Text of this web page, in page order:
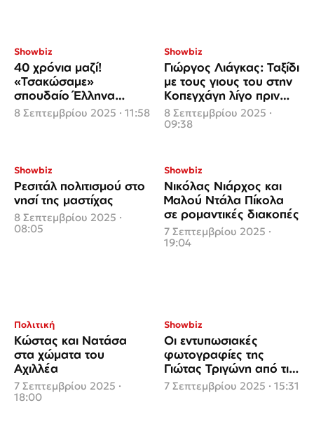
Showbiz
40 χρόνια μαζί!
«Τσακώσαμε»
σπουδαίο Έλληνα
ηθοποιό σε έξοδο με τη
σύζυγό του
8 Σεπτεμβρίου 2025 · 11:58
Showbiz
Γιώργος Λιάγκας: Ταξίδι
με τους γιους του στην
Κοπεγχάγη λίγο πριν
την πρεμιέρα
8 Σεπτεμβρίου 2025 ·
09:38
Showbiz
Ρεσιτάλ πολιτισμού στο
νησί της μαστίχας
8 Σεπτεμβρίου 2025 ·
08:05
Showbiz
Νικόλας Νιάρχος και
Μαλού Ντάλα Πίκολα
σε ρομαντικές διακοπές
7 Σεπτεμβρίου 2025 ·
19:04
Πολιτική
Κώστας και Νατάσα
στα χώματα του
Αχιλλέα
7 Σεπτεμβρίου 2025 ·
18:00
Showbiz
Οι εντυπωσιακές
φωτογραφίες της
Γιώτας Τριγώνη από τις
διακοπές της
7 Σεπτεμβρίου 2025 · 15:31